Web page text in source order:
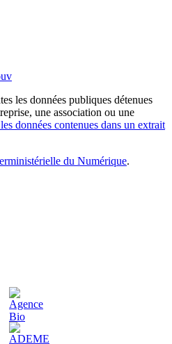
les données publiques détenues
une association ou une
données contenues dans un extrait
du Numérique.